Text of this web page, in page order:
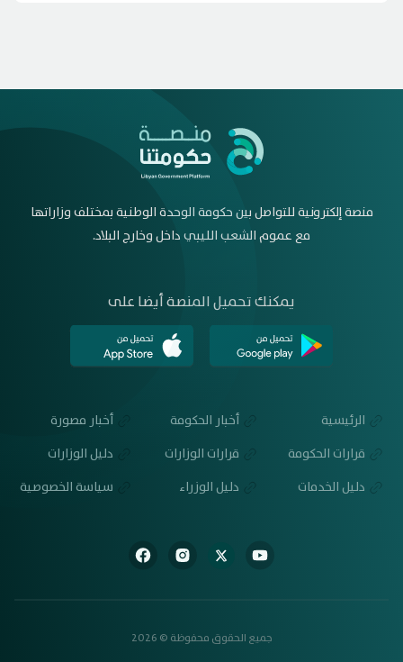
منصة إلكترونية للتواصل بين حكومة الوحدة الوطنية بمختلف وزاراتها
مع عموم الشعب الليبي داخل وخارج البلاد.
الرئيسية أخبار الحكومة
أخبار مصورة
قرارات الحكومة
قرارات الوزارات
دليل الوزارات
دليل الخدمات
دليل الوزراء سياسة الخصوصية
يمكنك تحميل المنصة أيضا على
جميع الحقوق محفوظة © 2026